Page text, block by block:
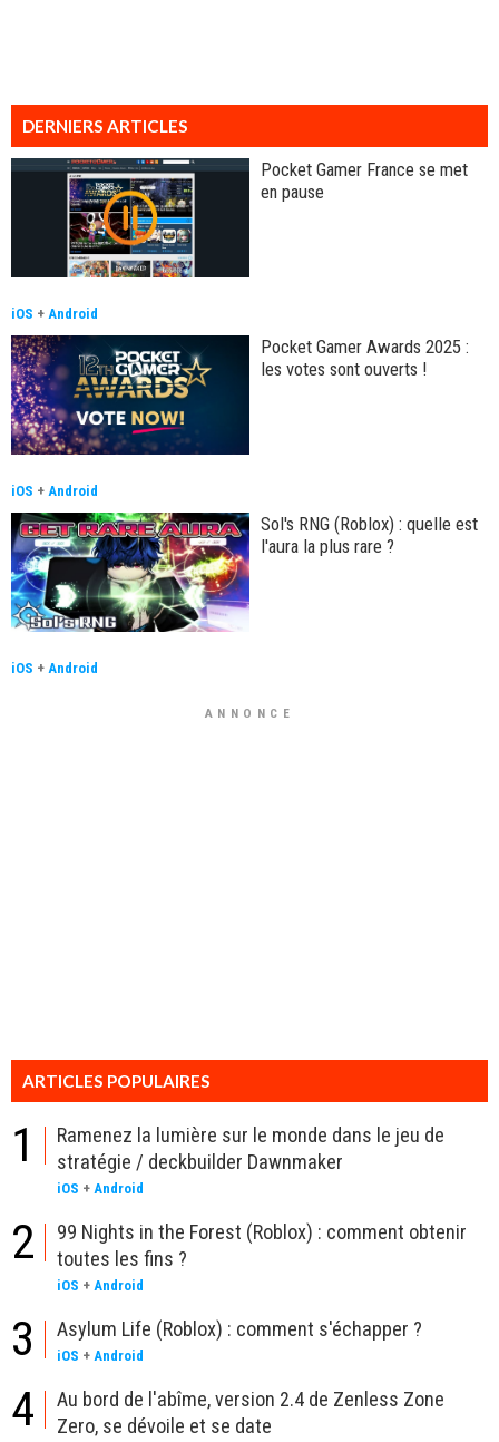
DERNIERS ARTICLES
Pocket Gamer France se met
en pause
iOS + Android
Pocket Gamer Awards 2025 :
les votes sont ouverts !
iOS + Android
Sol's RNG (Roblox) : quelle est
l'aura la plus rare ?
iOS + Android
ANNONCE
ARTICLES POPULAIRES
1
Ramenez la lumière sur le monde dans le jeu de
stratégie / deckbuilder Dawnmaker
iOS + Android
2
99 Nights in the Forest (Roblox) : comment obtenir
toutes les fins ?
iOS + Android
3 Asylum Life (Roblox) : comment s'échapper ?
iOS + Android
4
Au bord de l'abîme, version 2.4 de Zenless Zone
Zero, se dévoile et se date